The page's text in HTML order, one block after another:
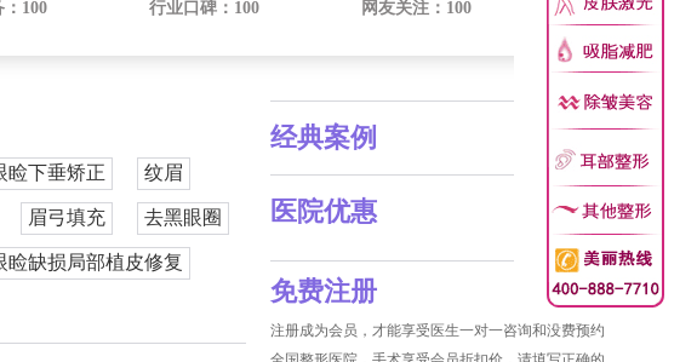
100 行业口碑： 100 网友关注： 100
睑下垂矫正 纹眉
眉弓填充 去黑眼圈
睑缺损局部植皮修复
经典案例
医院优惠
免费注册
注册成为会员，才能享受医生一对一咨询和没费预约